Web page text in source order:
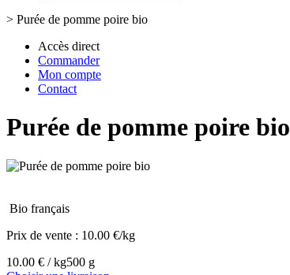
> Purée de pomme poire bio
Accès direct
Commander
Mon compte
Contact
Purée de pomme poire bio
Bio français
Prix de vente : 10.00 €/kg
10.00 € / kg500 g